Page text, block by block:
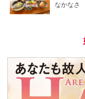
なかなさ